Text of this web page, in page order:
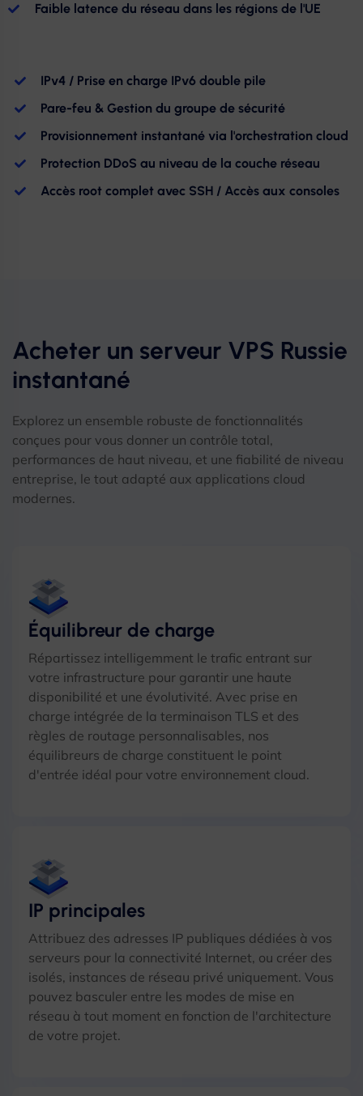
Faible latence du réseau dans les régions de l'UE
IPv4 / Prise en charge IPv6 double pile
Pare-feu & Gestion du groupe de sécurité
Provisionnement instantané via l'orchestration cloud
Protection DDoS au niveau de la couche réseau
Accès root complet avec SSH / Accès aux consoles
Acheter un serveur VPS Russie
instantané
Explorez un ensemble robuste de fonctionnalités
conçues pour vous donner un contrôle total,
performances de haut niveau, et une fiabilité de niveau
entreprise, le tout adapté aux applications cloud
modernes.
Équilibreur de charge
Répartissez intelligemment le trafic entrant sur
votre infrastructure pour garantir une haute
disponibilité et une évolutivité. Avec prise en
charge intégrée de la terminaison TLS et des
règles de routage personnalisables, nos
équilibreurs de charge constituent le point
d'entrée idéal pour votre environnement cloud.
IP principales
Attribuez des adresses IP publiques dédiées à vos
serveurs pour la connectivité Internet, ou créer des
isolés, instances de réseau privé uniquement. Vous
pouvez basculer entre les modes de mise en
réseau à tout moment en fonction de l'architecture
de votre projet.